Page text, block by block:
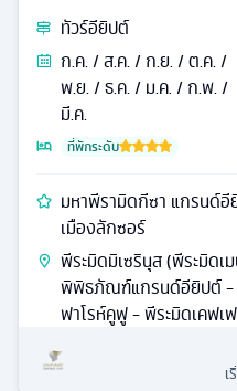
ทัวร์อียิปต์
ก.ค. / ส.ค. / ก.ย. / ต.ค. /
พ.ย. / ธ.ค. / ม.ค. / ก.พ. /
มี.ค.
ที่พักระดับ
มหาพีรามิดกีซา แกรนด์อี
เมืองลักซอร์
พีระมิดมิเซรินุส (พีระมิด
พิพิธภัณฑ์แกรนด์อียิปต์ -
ฟาโรห์คูฟู - พีระมิดเคฟเ